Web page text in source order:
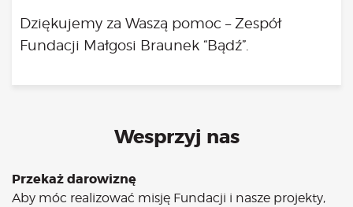
Dziękujemy za Waszą pomoc – Zespół
Fundacji Małgosi Braunek “Bądź”.
Wesprzyj nas
Przekaż darowiznę
Aby móc realizować misję Fundacji i nasze projekty,